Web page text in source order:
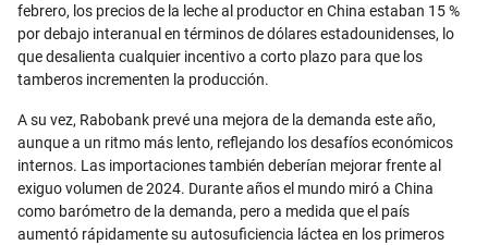
febrero, los precios de la leche al productor en China estaban 15 %
por debajo interanual en términos de dólares estadounidenses, lo
que desalienta cualquier incentivo a corto plazo para que los
tamberos incrementen la producción.
A su vez, Rabobank prevé una mejora de la demanda este año,
aunque a un ritmo más lento, reflejando los desafíos económicos
internos. Las importaciones también deberían mejorar frente al
exiguo volumen de 2024. Durante años el mundo miró a China
como barómetro de la demanda, pero a medida que el país
aumentó rápidamente su autosuficiencia láctea en los primeros